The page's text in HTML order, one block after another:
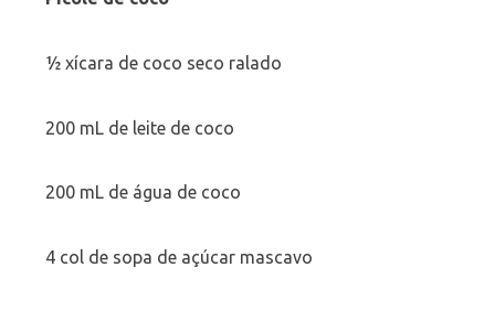
½ xícara de coco seco ralado
200 mL de leite de coco
200 mL de água de coco
4 col de sopa de açúcar mascavo